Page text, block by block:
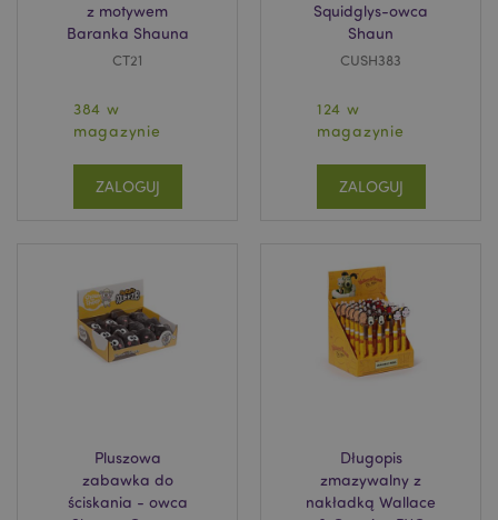
z motywem
Baranka Shauna
CT21
384 w
magazynie
ZALOGUJ
Squidglys-owca
Shaun
CUSH383
124 w
magazynie
ZALOGUJ
Pluszowa
zabawka do
ściskania - owca
Długopis
zmazywalny z
nakładką Wallace